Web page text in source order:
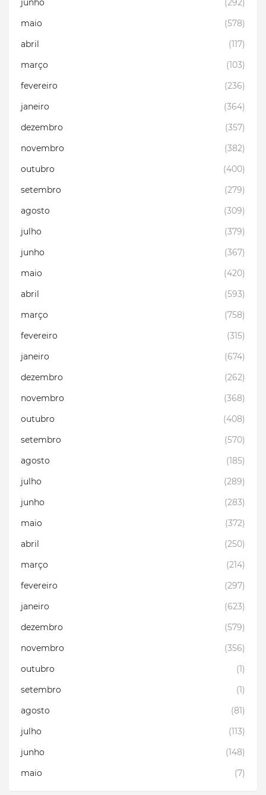
junho
(292)
maio
(578)
abril
(117)
março
(103)
fevereiro
(236)
janeiro
(364)
dezembro
(357)
novembro
(382)
outubro
(400)
setembro
(279)
agosto
(309)
julho
(379)
junho
(367)
maio
(420)
abril
(593)
março
(758)
fevereiro
(315)
janeiro
(674)
dezembro
(262)
novembro
(368)
outubro
(408)
setembro
(570)
agosto
(185)
julho
(289)
junho
(283)
maio
(372)
abril
(250)
março
(214)
fevereiro
(297)
janeiro
(623)
dezembro
(579)
novembro
(356)
outubro
(1)
setembro
(1)
agosto
(81)
julho
(113)
junho
(148)
maio
(7)